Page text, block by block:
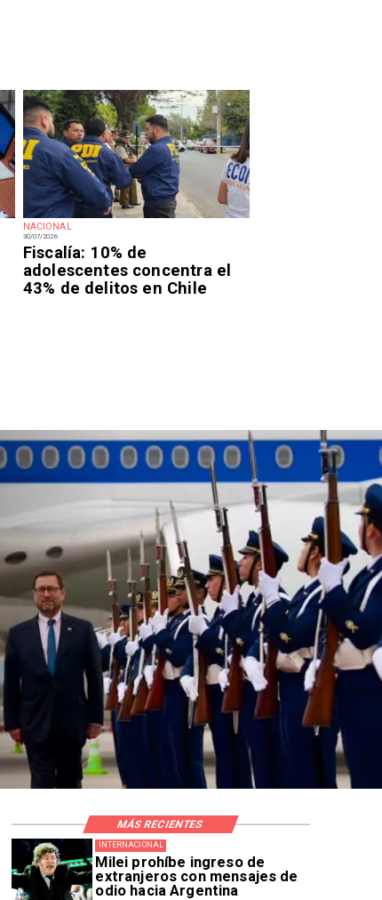
NACIONAL
30/07/2026
Fiscalía: 10% de
adolescentes concentra el
43% de delitos en Chile
Milei prohíbe ingreso de
extranjeros con mensajes de
odio hacia Argentina
INTERNACIONAL
MÁS RECIENTES